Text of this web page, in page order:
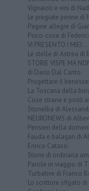
Vignaioli e vini di
Le pregiate penne di
Pagine allegre di
Psico-cose di
VI PRESENTO I
Le stelle di Astrea di
STORIE VISPE MA
di Dario Dal Canto
Progettare il
La Toscana della
Cose strane e posti
Storielba di
NEURONEWS di
Pensieri della
Fauda e balagan di
Enrico Catassi
Storie di ordinaria
Parole in viaggio di
Turbative di Franco
Lo scrittore sfigato di